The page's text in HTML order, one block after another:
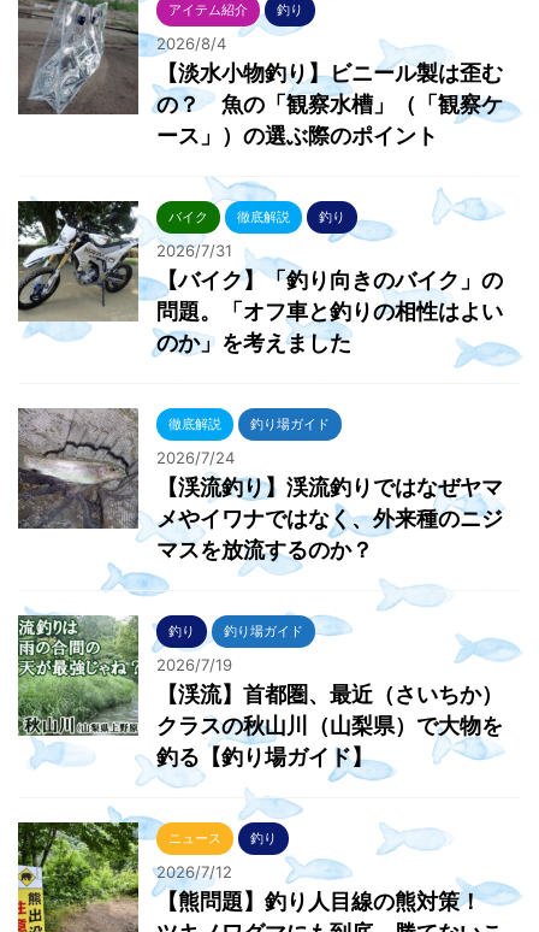
アイテム紹介 釣り
2026/8/4
【淡水小物釣り】ビニール製は歪む
の？ 魚の「観察水槽」（「観察ケ
ース」）の選ぶ際のポイント
バイク 徹底解説 釣り
2026/7/31
【バイク】「釣り向きのバイク」の
問題。「オフ車と釣りの相性はよい
のか」を考えました
徹底解説 釣り場ガイド
2026/7/24
【渓流釣り】渓流釣りではなぜヤマ
メやイワナではなく、外来種のニジ
マスを放流するのか？
釣り 釣り場ガイド
2026/7/19
【渓流】首都圏、最近（さいちか）
クラスの秋山川（山梨県）で大物を
釣る【釣り場ガイド】
ニュース 釣り
2026/7/12
【熊問題】釣り人目線の熊対策！